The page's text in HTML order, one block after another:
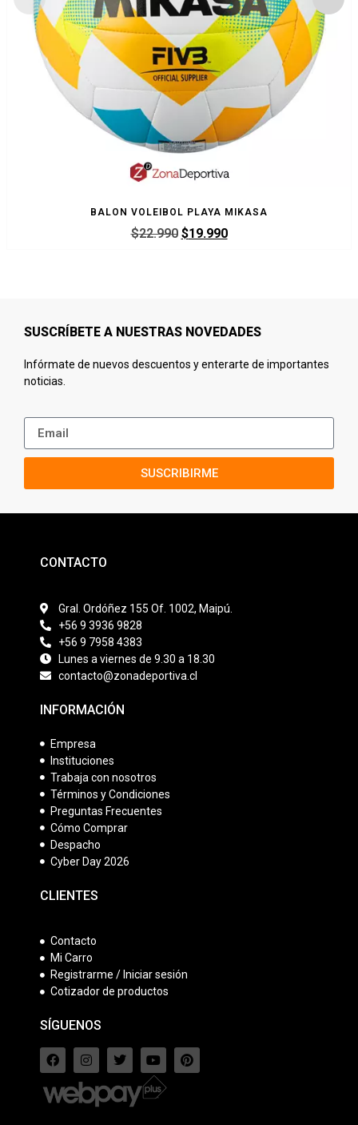
BALON VOLEIBOL PLAYA MIKASA
$22.990 $19.990
SUSCRÍBETE A NUESTRAS NOVEDADES
Infórmate de nuevos descuentos y enterarte de importantes
noticias.
SUSCRIBIRME
CONTACTO
Gral. Ordóñez 155 Of. 1002, Maipú.
+56 9 3936 9828
+56 9 7958 4383
Lunes a viernes de 9.30 a 18.30
contacto@zonadeportiva.cl
INFORMACIÓN
Empresa
Instituciones
Trabaja con nosotros
Términos y Condiciones
Preguntas Frecuentes
Cómo Comprar
Despacho
Cyber Day 2026
CLIENTES
Contacto
Mi Carro
Registrarme / Iniciar sesión
Cotizador de productos
SÍGUENOS